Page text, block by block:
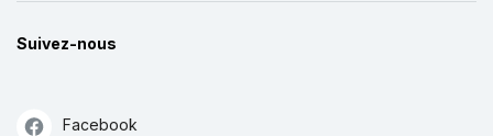
Suivez-nous
Facebook